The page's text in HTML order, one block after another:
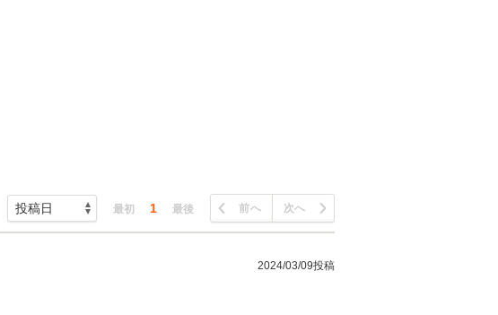
最初 1 最後 前へ 次へ
2024/03/09投稿